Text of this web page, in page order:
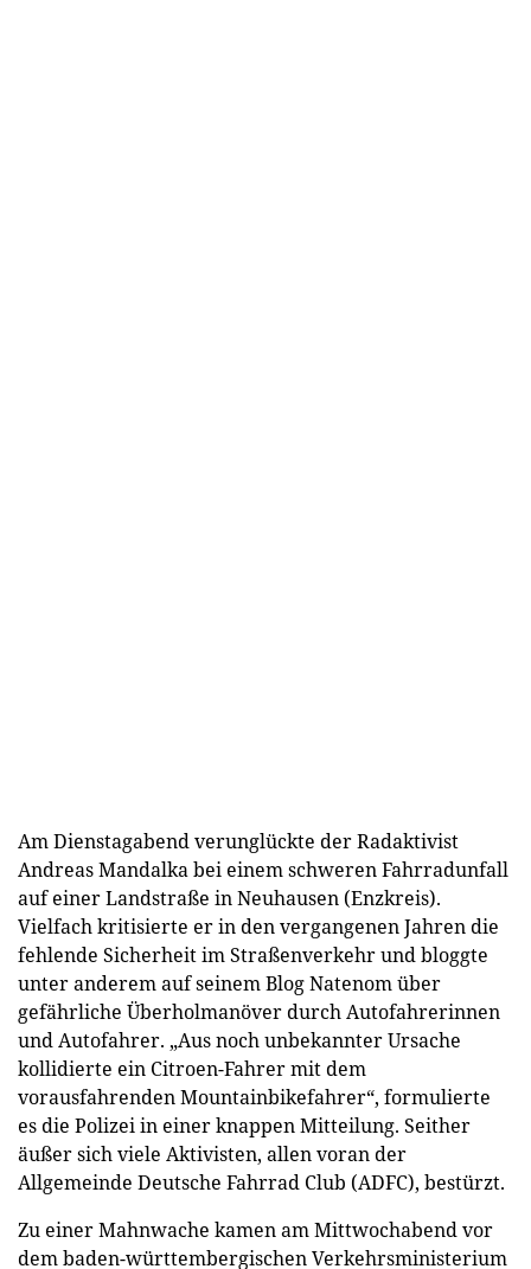
Am Dienstagabend verunglückte der Radaktivist
Andreas Mandalka bei einem schweren Fahrradunfall
auf einer Landstraße in Neuhausen (Enzkreis).
Vielfach kritisierte er in den vergangenen Jahren die
fehlende Sicherheit im Straßenverkehr und bloggte
unter anderem auf seinem Blog Natenom über
gefährliche Überholmanöver durch Autofahrerinnen
und Autofahrer. „Aus noch unbekannter Ursache
kollidierte ein Citroen-Fahrer mit dem
vorausfahrenden Mountainbikefahrer“, formulierte
es die Polizei in einer knappen Mitteilung. Seither
äußer sich viele Aktivisten, allen voran der
Allgemeinde Deutsche Fahrrad Club (ADFC), bestürzt.
Zu einer Mahnwache kamen am Mittwochabend vor
dem baden-württembergischen Verkehrsministerium